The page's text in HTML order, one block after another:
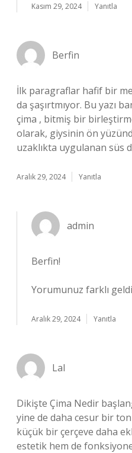
Kasım 29, 2024 Yanıtla
Berfin
İlk paragraflar hafif bir
da şaşırtmıyor. Bu yazı
çima , bitmiş bir
olarak, giysinin ön
uzaklıkta uygulanan süs
Aralık 29, 2024 Yanıtla
admin
Berfin!
Yorumunuz farklı
Aralık 29, 2024 Yanıtla
Lal
Dikişte Çima Nedir
yine de daha cesur bir
küçük bir çerçeve daha
estetik hem de